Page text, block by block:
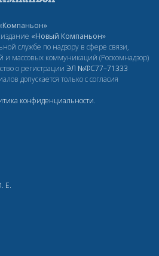
«Новый Компаньон»
службе по надзору в сфере связи,
массовых коммуникаций (Роскомнадзор)
о регистрации ЭЛ №ФС77–71333
допускается только с согласия
конфиденциальности.
Е.